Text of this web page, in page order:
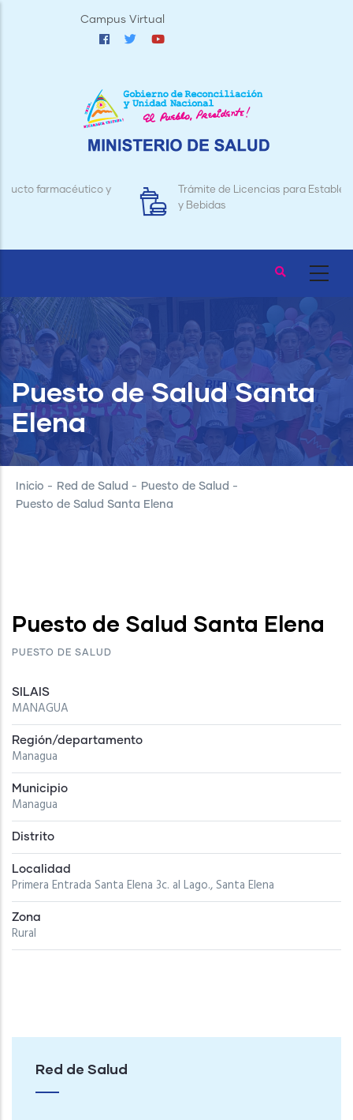
Campus Virtual
Trámite de Licencias para Establecimientos de Alimentos
Puesto de Salud Santa
Elena
Inicio - Red de Salud - Puesto de Salud -
Puesto de Salud Santa Elena
Puesto de Salud Santa Elena
PUESTO DE SALUD
SILAIS
MANAGUA
Región/departamento
Managua
Municipio
Managua
Distrito
Localidad
Primera Entrada Santa Elena 3c. al Lago., Santa Elena
Zona
Rural
Red de Salud